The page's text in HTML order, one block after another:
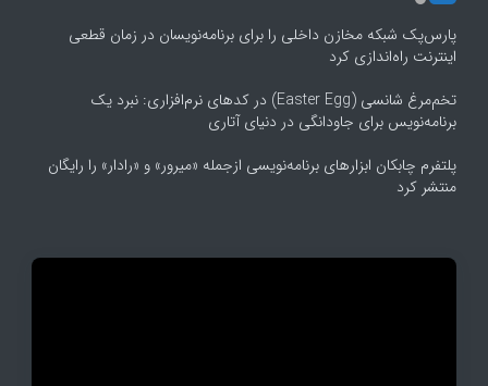
پارس‌پک شبکه مخازن داخلی را برای برنامه‌نویسان در زمان قطعی
اینترنت راه‌اندازی کرد
تخم‌مرغ شانسی (Easter Egg) در کدهای نرم‌افزاری: نبرد یک
برنامه‌نویس برای جاودانگی در دنیای آتاری
پلتفرم چابکان ابزارهای برنامه‌نویسی ازجمله «میرور» و «رادار» را رایگان
منتشر کرد